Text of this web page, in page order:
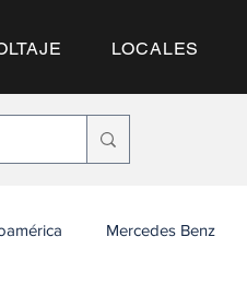
LOCALES
Mercedes Benz